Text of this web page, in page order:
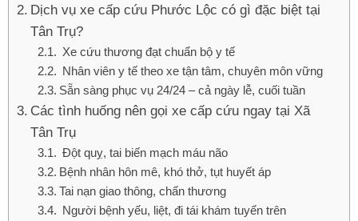
Dịch vụ xe cấp cứu Phước Lộc có gì đặc biệt tại
Tân Trụ?
Xe cứu thương đạt chuẩn bộ y tế
Nhân viên y tế theo xe tận tâm, chuyên môn vững
Sẵn sàng phục vụ 24/24 – cả ngày lễ, cuối tuần
Các tình huống nên gọi xe cấp cứu ngay tại Xã
Tân Trụ
Đột quỵ, tai biến mạch máu não
Bệnh nhân hôn mê, khó thở, tụt huyết áp
Tai nạn giao thông, chấn thương
Người bệnh yếu, liệt, đi tái khám tuyến trên